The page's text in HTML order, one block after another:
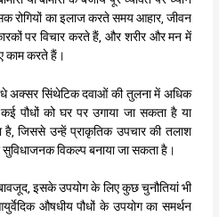
रोगियों का इलाज करते समय आहार, जीवन
पर विचार करते हैं, और शरीर और मन में
काम करते हैं।
अक्सर सिंथेटिक दवाओं की तुलना में अधिक
पौधों को घर पर उगाया जा सकता है या
है, जिससे उन्हें प्राकृतिक उपचार की तलाश
विकल्प बनाया जा सकता है।
इसके उपयोग के लिए कुछ चुनौतियां भी
औषधीय पौधों के उपयोग का समर्थन